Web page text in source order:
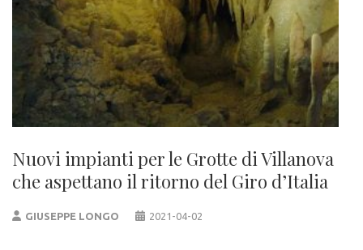
Nuovi impianti per le Grotte di Villanova
che aspettano il ritorno del Giro d’Italia
GIUSEPPE LONGO 2021-04-02